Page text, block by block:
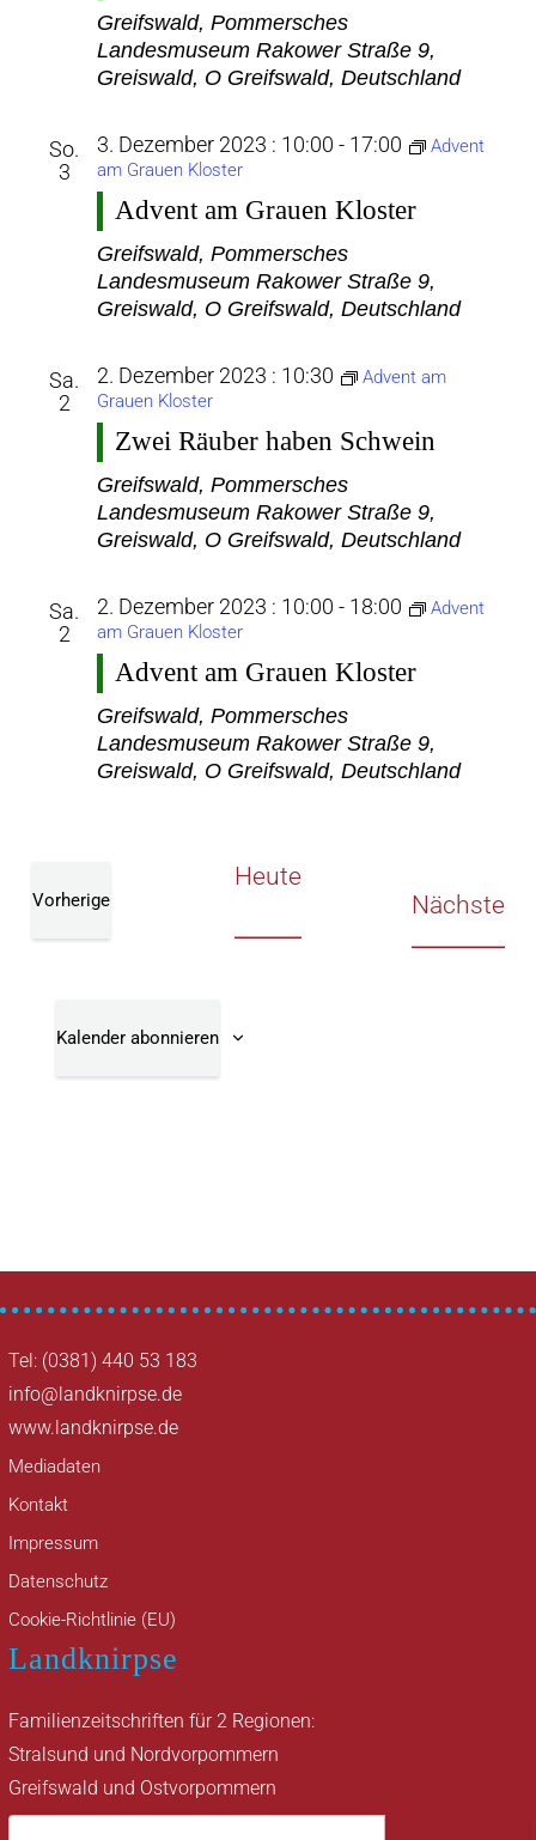
Greifswald, Pommersches
Landesmuseum Rakower Straße 9,
Greiswald, O Greifswald, Deutschland
So.
3
3. Dezember 2023 : 10:00 - 17:00
Advent
am Grauen Kloster
Advent am Grauen Kloster
Greifswald, Pommersches
Landesmuseum Rakower Straße 9,
Greiswald, O Greifswald, Deutschland
Sa.
2
2. Dezember 2023 : 10:30
Advent am
Grauen Kloster
Zwei Räuber haben Schwein
Greifswald, Pommersches
Landesmuseum Rakower Straße 9,
Greiswald, O Greifswald, Deutschland
Sa.
2
2. Dezember 2023 : 10:00 - 18:00
Advent
am Grauen Kloster
Advent am Grauen Kloster
Greifswald, Pommersches
Landesmuseum Rakower Straße 9,
Greiswald, O Greifswald, Deutschland
Vorherige
Heute
Nächste
Kalender abonnieren
Tel: (0381) 440 53 183
info@landknirpse.de
www.landknirpse.de
Mediadaten
Kontakt
Impressum
Datenschutz
Cookie-Richtlinie (EU)
Landknirpse
Familienzeitschriften für 2 Regionen:
Stralsund und Nordvorpommern
Greifswald und Ostvorpommern
Suche